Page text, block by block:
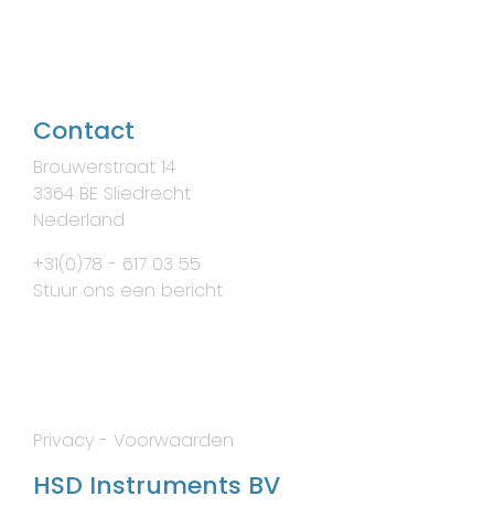
Contact
Brouwerstraat 14
3364 BE Sliedrecht
Nederland
+31(0)78 - 617 03 55
Stuur ons een bericht
Privacy - Voorwaarden
HSD Instruments BV